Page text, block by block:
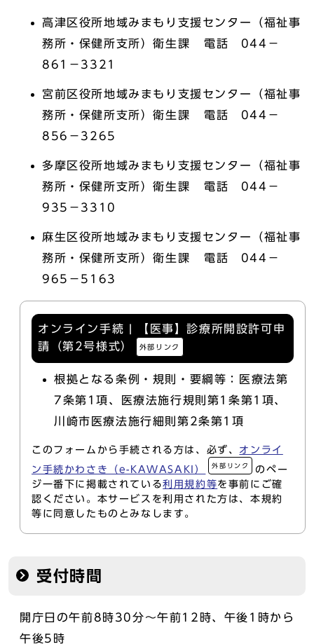
高津区役所地域みまもり支援センター（福祉事
務所・保健所支所）衛生課 電話 044－
861－3321
宮前区役所地域みまもり支援センター（福祉事
務所・保健所支所）衛生課 電話 044－
856－3265
多摩区役所地域みまもり支援センター（福祉事
務所・保健所支所）衛生課 電話 044－
935－3310
麻生区役所地域みまもり支援センター（福祉事
務所・保健所支所）衛生課 電話 044－
965－5163
オンライン手続 | 【医事】診療所開設許可申
請（第2号様式）
外部リンク
根拠となる条例・規則・要綱等：医療法第
7条第1項、医療法施行規則第1条第1項、
川崎市医療法施行細則第2条第1項
このフォームから手続される方は、必ず、 オンライ
ン手続かわさき（e-KAWASAKI）
外部リンク
のペー
ジ一番下に掲載されている利用規約等を事前にご確
認ください。本サービスを利用された方は、本規約
等に同意したものとみなします。
受付時間
開庁日の午前8時30分～午前12時、午後1時から
午後5時